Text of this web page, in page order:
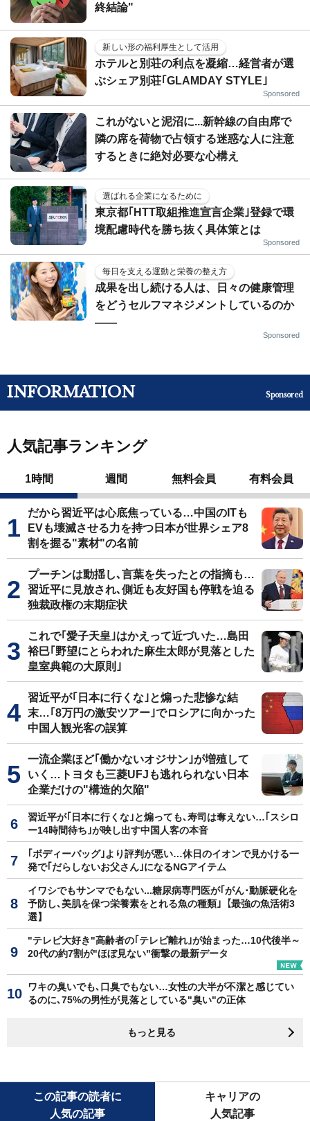
終結論"
新しい形の福利厚生として活用
ホテルと別荘の利点を凝縮…経営者が選
ぶシェア別荘｢GLAMDAY STYLE｣
Sponsored
これがないと泥沼に...新幹線の自由席で
隣の席を荷物で占領する迷惑な人に注意
するときに絶対必要な心構え
選ばれる企業になるために
東京都｢HTT取組推進宣言企業｣登録で環
境配慮時代を勝ち抜く具体策とは
Sponsored
毎日を支える運動と栄養の整え方
成果を出し続ける人は、日々の健康管理
をどうセルフマネジメントしているのか
——
Sponsored
INFORMATION Sponsored
人気記事ランキング
1時間 週間 無料会員 有料会員
だから習近平は心底焦っている…中国のITも
EVも壊滅させる力を持つ日本が世界シェア8
割を握る"素材"の名前
プーチンは動揺し､言葉を失ったとの指摘も…
習近平に見放され､側近も友好国も停戦を迫る
独裁政権の末期症状
これで｢愛子天皇｣はかえって近づいた…島田
裕巳｢野望にとらわれた麻生太郎が見落とした
皇室典範の大原則｣
習近平が｢日本に行くな｣と煽った悲惨な結
末…｢8万円の激安ツアー｣でロシアに向かった
中国人観光客の誤算
一流企業ほど｢働かないオジサン｣が増殖して
いく…トヨタも三菱UFJも逃れられない日本
企業だけの"構造的欠陥"
習近平が｢日本に行くな｣と煽っても､寿司は奪えない…｢スシロ
ー14時間待ち｣が映し出す中国人客の本音
｢ボディーバッグ｣より評判が悪い…休日のイオンで見かける一
発で｢だらしないお父さん｣になるNGアイテム
イワシでもサンマでもない...糖尿病専門医が｢がん･動脈硬化を
予防し､美肌を保つ栄養素をとれる魚の種類｣【最強の魚活術3
選】
"テレビ大好き"高齢者の｢テレビ離れ｣が始まった…10代後半～
20代の約7割が"ほぼ見ない"衝撃の最新データ
ワキの臭いでも､口臭でもない…女性の大半が不潔と感じてい
るのに､75%の男性が見落としている"臭い"の正体
もっと見る
この記事の読者に
人気の記事
キャリアの
人気記事